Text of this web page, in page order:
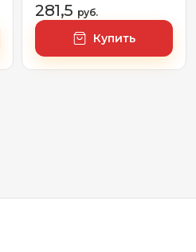
108110020
281,5 руб.
Купить